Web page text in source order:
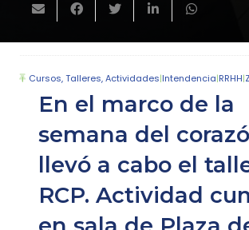
Cursos, Talleres, Actividades|Intendencia|RRHH|
En el marco de la
semana del
llevó a cabo el
RCP. Actividad